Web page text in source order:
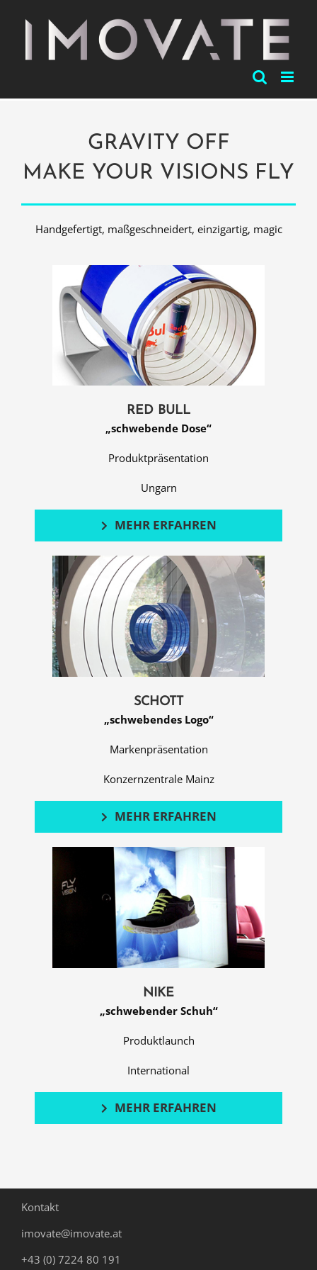
Inhalt
GRAVITY OFF
MAKE YOUR VISIONS FLY
Handgefertigt, maßgeschneidert, einzigartig, magic
RED BULL
„schwebende Dose“
Produktpräsentation
Ungarn
MEHR ERFAHREN
SCHOTT
„schwebendes Logo“
Markenpräsentation
Konzernzentrale Mainz
MEHR ERFAHREN
NIKE
„schwebender Schuh“
Produktlaunch
International
MEHR ERFAHREN
Kontakt
imovate@imovate.at
+43 (0) 7224 80 191